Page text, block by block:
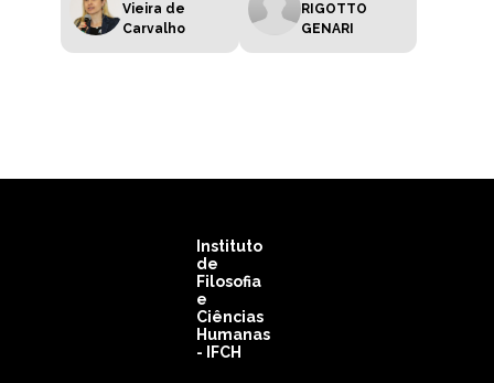
Vieira de
Carvalho
RIGOTTO
GENARI
Instituto
de
Filosofia
e
Ciências
Humanas
- IFCH